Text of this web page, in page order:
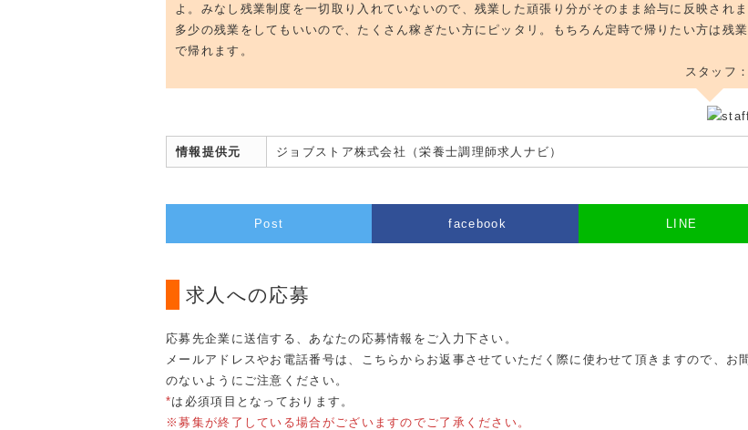
よ。みなし残業制度を一切取り入れていないので、残業した頑張り分がそのまま給与に反映されま
多少の残業をしてもいいので、たくさん稼ぎたい方にピッタリ。もちろん定時で帰りたい方は残業
で帰れます。
スタッフ
情報提供元 ジョブストア株式会社（栄養士調理師求人ナビ）
Post facebook LINE
求人への応募
応募先企業に送信する、あなたの応募情報をご入力下さい。
メールアドレスやお電話番号は、こちらからお返事させていただく際に使わせて頂きますので、お
のないようにご注意ください。
*は必須項目となっております。
※募集が終了している場合がございますのでご了承ください。